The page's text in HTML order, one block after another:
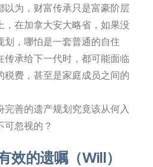
为，财富传承只是富豪阶层
，在加拿大安大略省，如果没
，哪怕是一套普通的自住
传承给下一代时，都可能面临
费，甚至是家庭成员之间的
善的遗产规划究竟该从何入
可忽视的？
效的遗嘱（Will）